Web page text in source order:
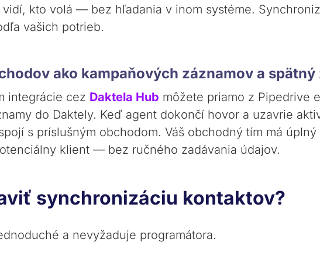
kto volá — bez hľadania v inom systéme.
vašich potrieb.
ako kampaňových záznamov a
integrácie cez Daktela Hub môžete priamo z Pipedrive
do Daktely. Keď agent dokončí hovor a uzavrie
s príslušným obchodom. Váš obchodný tím má
klient — bez ručného zadávania údajov.
synchronizáciu kontaktov?
a nevyžaduje programátora.